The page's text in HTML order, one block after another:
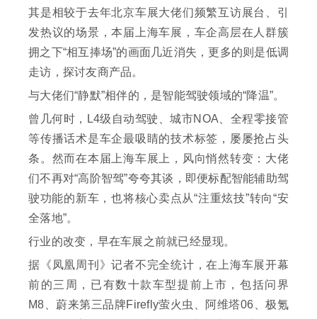
其是相较于去年北京车展大佬们频繁互访展台、引
发热议的场景，本届上海车展，车企高层在人群簇
拥之下“相互捧场”的画面几近消失，更多的则是低调
走访，探讨友商产品。
与大佬们“静默”相伴的，是智能驾驶领域的“降温”。
曾几何时，L4级自动驾驶、城市NOA、全程零接管
等传播话术是车企最吸睛的技术标签，屡屡抢占头
条。然而在本届上海车展上，风向悄然转变：大佬
们不再对“高阶智驾”夸夸其谈，即便标配智能辅助驾
驶功能的新车，也将核心卖点从“注重炫技”转向“安
全落地”。
行业的改变，早在车展之前就已经显现。
据《凤凰周刊》记者不完全统计，在上海车展开幕
前的三周，已有数十款车型提前上市，包括问界
M8、蔚来第三品牌Firefly萤火虫、阿维塔06、极氪